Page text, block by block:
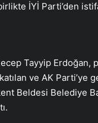
İYİ Parti’den
Tayyip Erdoğan,
ve AK Parti’ye
Beldesi Belediye